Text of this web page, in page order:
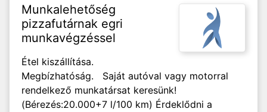
Munkalehetőség
pizzafutárnak egri
munkavégzéssel
Étel kiszállítása.
Megbízhatóság. Saját autóval vagy motorral
rendelkező munkatársat keresünk!
(Bérezés:20.000+7 l/100 km) Érdeklődni a